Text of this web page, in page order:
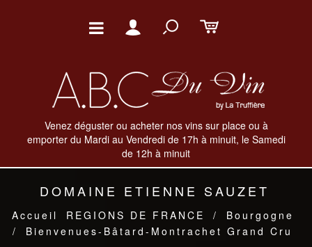
Venez déguster ou acheter nos vins sur place ou à
emporter du Mardi au Vendredi de 17h à minuit, le Samedi
de 12h à minuit
DOMAINE ETIENNE SAUZET
Accueil REGIONS DE FRANCE /
Bourgogne
/
Bienvenues-Bâtard-Montrachet Grand Cru